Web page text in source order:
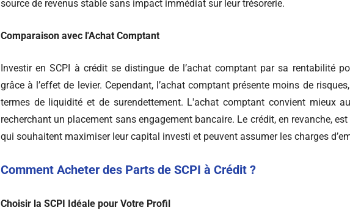
source de revenus stable sans impact immédiat sur leur trésorerie.
Comparaison avec l'Achat Comptant
Investir en SCPI à crédit se distingue de l’achat comptant par sa rentabilité
grâce à l’effet de levier. Cependant, l’achat comptant présente moins de
termes de liquidité et de surendettement. L'achat comptant convient mieux
recherchant un placement sans engagement bancaire. Le crédit, en revanche,
qui souhaitent maximiser leur capital investi et peuvent assumer les charges
Comment Acheter des Parts de SCPI à Crédit ?
Choisir la SCPI Idéale pour Votre Profil